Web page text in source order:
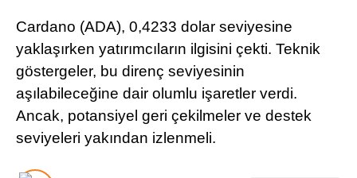
Telegram
Cardano (ADA), 0,4233 dolar seviyesine
yaklaşırken yatırımcıların ilgisini çekti. Teknik
göstergeler, bu direnç seviyesinin
aşılabileceğine dair olumlu işaretler verdi.
Ancak, potansiyel geri çekilmeler ve destek
seviyeleri yakından izlenmeli.